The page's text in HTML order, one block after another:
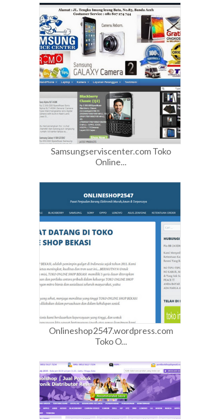
Samsungserviscenter.com Toko
Online...
Onlineshop2547.wordpress.com
Toko O...